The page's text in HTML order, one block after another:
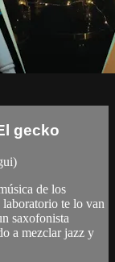
gecko
de los
te lo van
saxofonista
a mezclar jazz y